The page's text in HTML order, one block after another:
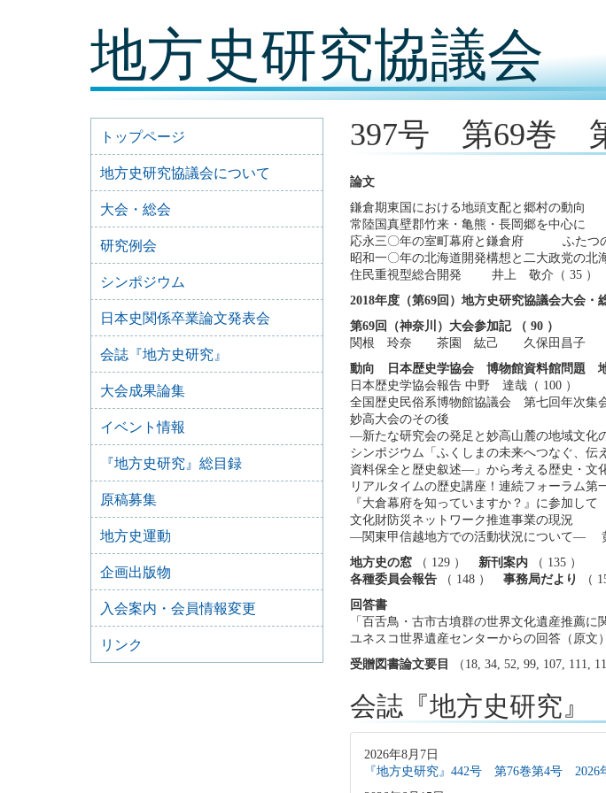
地方史研究協議会
397号 第69巻
論文
鎌倉期東国における地頭支配と郷村の動向
常陸国真壁郡竹来・亀熊・長岡郷を中心
応永三〇年の室町幕府と鎌倉府 ふたつ
昭和一〇年の北海道開発構想と二大政党の北
住民重視型総合開発 井上 敬介（ 35 ）
2018年度（第69回）地方史研究協議会大会・
第69回（神奈川）大会参加記 （ 90 ）
関根 玲奈 茶園 紘己 久保田昌
動向 日本歴史学協会 博物館資料館問題
日本歴史学協会報告 中野 達哉（ 100 ）
全国歴史民俗系博物館協議会 第七回年次
妙高大会のその後
―新たな研究会の発足と妙高山麓の地域
シンポジウム「ふくしまの未来へつなぐ、
資料保全と歴史叙述―」から考える歴史・
リアルタイムの歴史講座！連続フォーラム第
『大倉幕府を知っていますか？』に参加し
文化財防災ネットワーク推進事業の現況
―関東甲信越地方での活動状況について―
地方史の窓（ 129 ） 新刊案内 （ 135 ）
各種委員会報告（ 148 ） 事務局だより
（
回答書
「百舌鳥・古市古墳群の世界文化遺産推薦に
ユネスコ世界遺産センターからの回答（原文
受贈図書論文要目
（18, 34, 52, 99, 107, 111,
会誌『地方史研究』
2026年8月7日
『地方史研究』442号 第76巻第4号 2026
トップページ
地方史研究協議会について
大会・総会
研究例会
シンポジウム
日本史関係卒業論文発表会
会誌『地方史研究』
大会成果論集
イベント情報
『地方史研究』総目録
原稿募集
地方史運動
企画出版物
入会案内・会員情報変更
リンク